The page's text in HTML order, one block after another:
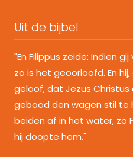
Uit de bijbel
"En Filippus zeide: Indien
zo is het geoorloofd. En
geloof, dat Jezus Christus
gebood den wagen stil te
beiden af in het water, zo
hij doopte hem."